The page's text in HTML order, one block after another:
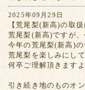
2025年09月29日
【荒尾梨(新高)の取扱
荒尾梨(新高)ですが、
今年の荒尾梨(新高)の
荒尾梨を楽しみにし
何卒ご理解頂きます
引き続き地のものオ